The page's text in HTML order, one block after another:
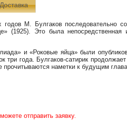
Доставка
годов М. Булгаков последовательно
(1925). Это была
и «Роковые яйца» были
три года. Булгаков-сатирик
прочитываются наметки к будущим
отправить заявку.